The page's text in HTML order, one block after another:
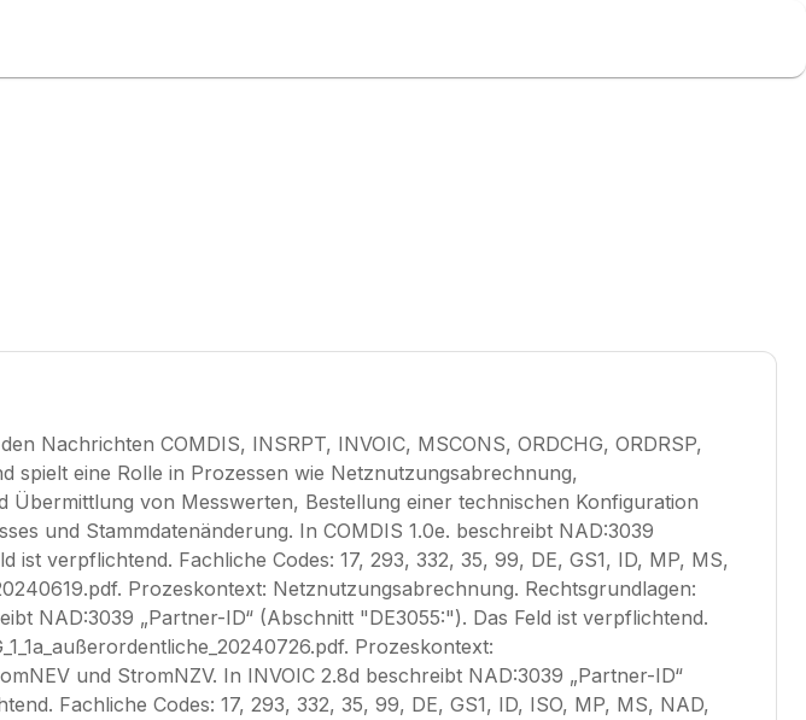
Nachrichten COMDIS, INSRPT, INVOIC, MSCONS, ORDCHG, ORDRSP,
spielt eine Rolle in Prozessen wie Netznutzungsabrechnung,
von Messwerten, Bestellung einer technischen Konfiguration
und Stammdatenänderung. In COMDIS 1.0e. beschreibt NAD:3039
ist verpflichtend. Fachliche Codes: 17, 293, 332, 35, 99, DE, GS1, ID, MP, MS,
Prozeskontext: Netznutzungsabrechnung. Rechtsgrundlagen:
NAD:3039 „Partner-ID“ (Abschnitt "DE3055:"). Das Feld ist verpflichtend.
Prozeskontext:
und StromNZV. In INVOIC 2.8d beschreibt NAD:3039 „Partner-ID“
Fachliche Codes: 17, 293, 332, 35, 99, DE, GS1, ID, ISO, MP, MS, NAD,